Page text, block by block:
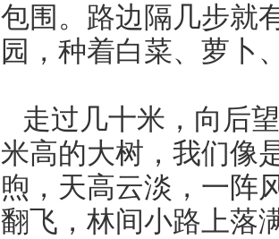
包围。路边隔几步就
园，种着白菜、萝卜
走过几十米，向后
米高的大树，我们像
煦，天高云淡，一阵
翻飞，林间小路上落